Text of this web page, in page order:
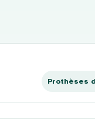
Prothèses